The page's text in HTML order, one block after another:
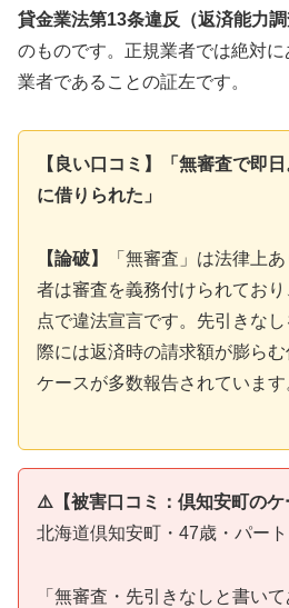
貸金業法第13条違反（返済能力調
のものです。正規業者では絶対
業者であることの証左です。
【良い口コミ】「無審査で即
に借りられた」
【論破】
「無審査」は法律上
者は審査を義務付けられてお
点で違法宣言です。先引きな
際には返済時の請求額が膨ら
ケースが多数報告されています
⚠️【被害口コミ：倶知安町のケ
北海道倶知安町・47歳・パー
「無審査・先引きなしと書い